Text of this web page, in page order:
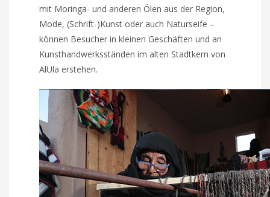
mit Moringa- und anderen Ölen aus der Region,
Mode, (Schrift-)Kunst oder auch Naturseife –
können Besucher in kleinen Geschäften und an
Kunsthandwerksständen im alten Stadtkern von
AlUla erstehen.